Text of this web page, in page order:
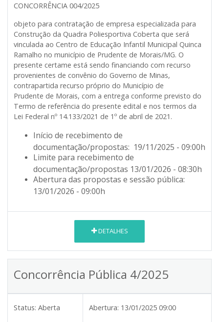
CONCORRÊNCIA 004/2025
objeto para contratação de empresa especializada para
Construção da Quadra Poliesportiva Coberta que será
vinculada ao Centro de Educação Infantil Municipal Quinca
Ramalho ​​no município de Prudente de Morais/MG. O
presente certame está sendo financiando com recurso
provenientes de convênio do Governo de Minas,
contrapartida recurso próprio do Município de
Prudente de Morais, com a entrega conforme previsto do
Termo de referência do presente edital e nos termos da
Lei Federal nº 14.133/2021 de 1º de abril de 2021.
Início de recebimento de
documentação/propostas: 19/11/2025 - 09:00h
Limite para recebimento de
documentação/propostas 13/01/2026 - 08:30h
Abertura das propostas e sessão pública:
13/01/2026 - 09:00h
DETALHES
Concorrência Pública 4/2025
Status: Aberta Abertura: 13/01/2025 09:00